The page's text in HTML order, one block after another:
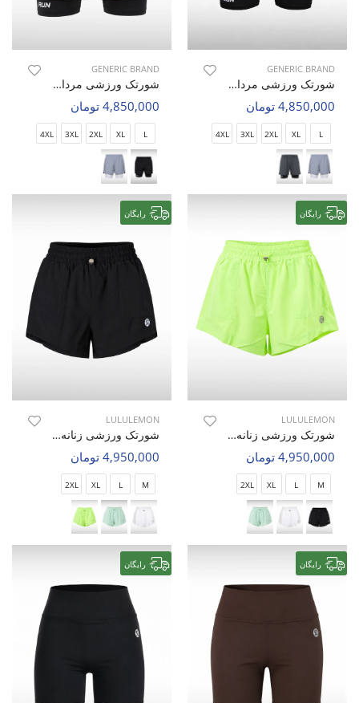
GENERIC BRAND
شورتک ورزشی مردانه بدون برند Flex Runner M
4,850,000 تومان
L
XL
2XL
3XL
4XL
GENERIC BRAND
شورتک ورزشی مردانه بدون برند Flex Runner M
4,850,000 تومان
L
XL
2XL
3XL
4XL
رایگان
LULULEMON
شورتک ورزشی زنانه لولولمون Nova Flex W
4,950,000 تومان
M
L
XL
2XL
رایگان
LULULEMON
شورتک ورزشی زنانه لولولمون Nova Flex W
4,950,000 تومان
M
L
XL
2XL
رایگان رایگان